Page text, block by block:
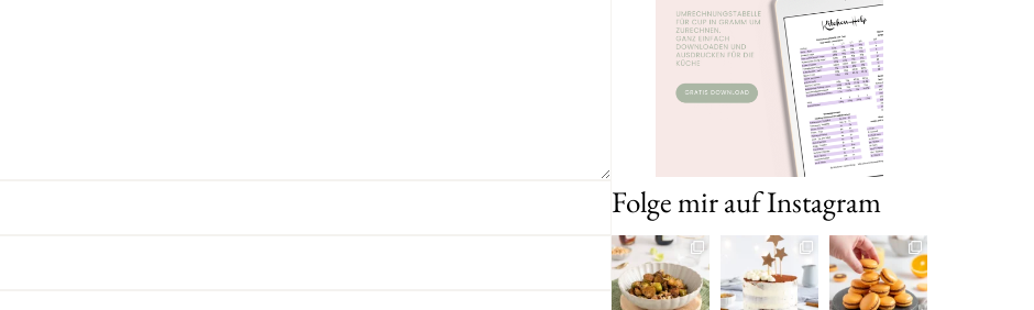
Folge mir auf Instagram